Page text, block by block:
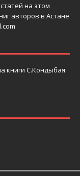
на этом
авторов в Астане
книги С.Кондыбая